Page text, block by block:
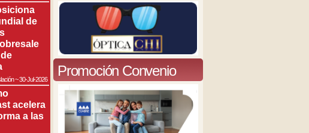
de
~30-Jul-2026
acelera
a las
Promoción Convenio